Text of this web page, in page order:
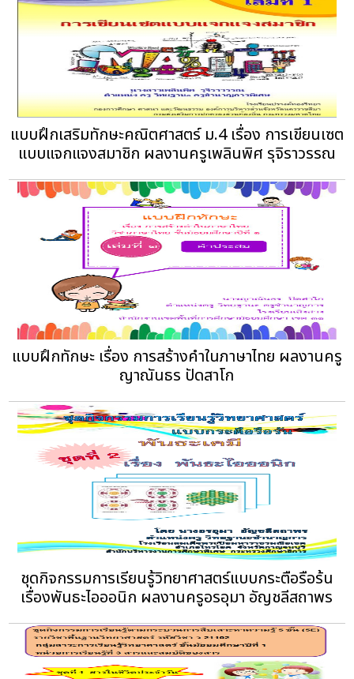
แบบฝึกเสริมทักษะคณิตศาสตร์ ม.4 เรื่อง การเขียนเซต
แบบแจกแจงสมาชิก ผลงานครูเพลินพิศ รุจิราวรรณ
แบบฝึกทักษะ เรื่อง การสร้างคำในภาษาไทย ผลงานครู
ญาณันธร ปัดสาโก
ชุดกิจกรรมการเรียนรู้วิทยาศาสตร์แบบกระตือรือร้น
เรื่องพันธะไอออนิก ผลงานครูอรอุมา อัญชลีสถาพร